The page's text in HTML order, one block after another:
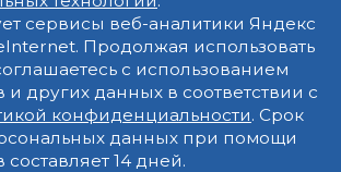
сервисы веб-аналитики Яндекс
Продолжая использовать
с использованием
других данных в соответствии с
конфиденциальности. Срок
данных при помощи
14 дней.